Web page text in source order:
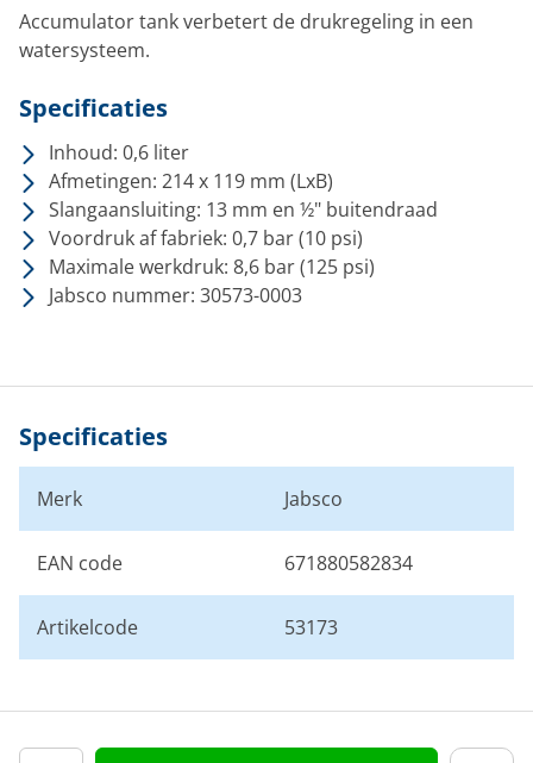
Accumulator tank verbetert de drukregeling in een
watersysteem.
Specificaties
Inhoud: 0,6 liter
Afmetingen: 214 x 119 mm (LxB)
Slangaansluiting: 13 mm en ½" buitendraad
Voordruk af fabriek: 0,7 bar (10 psi)
Maximale werkdruk: 8,6 bar (125 psi)
Jabsco nummer: 30573-0003
Specificaties
Merk Jabsco
EAN code 671880582834
Artikelcode 53173